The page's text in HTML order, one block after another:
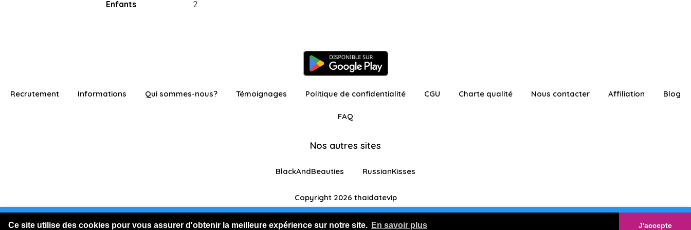
Ce site utilise des cookies pour vous assurer d'obtenir la meilleure expérience sur notre site. En savoir plus J'accepte
Vous êtes connecté en visiteur avec fonctionnalités restreintes Je m'inscris GRATUITEMENT
Enfants 2
Recrutement Informations Qui sommes-nous? Témoignages Politique de confidentialité CGU Charte qualité Nous contacter Affiliation Blog
FAQ
Nos autres sites
BlackAndBeauties RussianKisses
Copyright 2026 thaidatevip